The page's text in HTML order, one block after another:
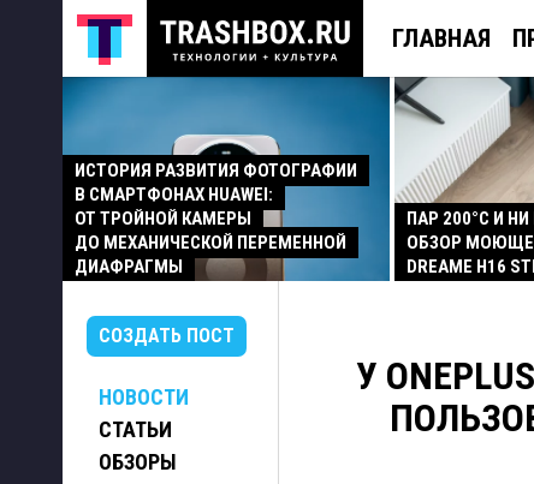
ГЛАВНАЯ
ИСТОРИЯ РАЗВИТИЯ ФОТОГРАФИИ
В СМАРТФОНАХ HUAWEI:
ОТ ТРОЙНОЙ КАМЕРЫ
ДО МЕХАНИЧЕСКОЙ ПЕРЕМЕННОЙ
ДИАФРАГМЫ
ПАР 200°C И
ОБЗОР
DREAME H16
СОЗДАТЬ ПОСТ
НОВОСТИ
СТАТЬИ
ОБЗОРЫ
У